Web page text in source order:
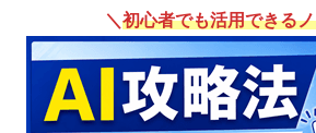
＼ 初心者でも活用できる